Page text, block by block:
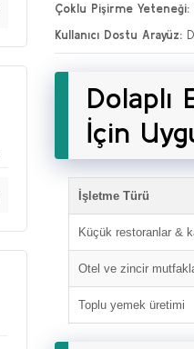
Çoklu Pişirme Yeteneği:
Kullanıcı Dostu Arayüz:
Dolaplı
İçin
İşletme Türü
Küçük restoranlar &
Otel ve zincir
Toplu yemek üretimi